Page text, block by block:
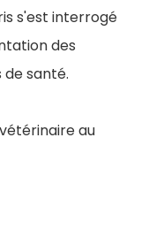
s'est interrogé
des
santé.
au